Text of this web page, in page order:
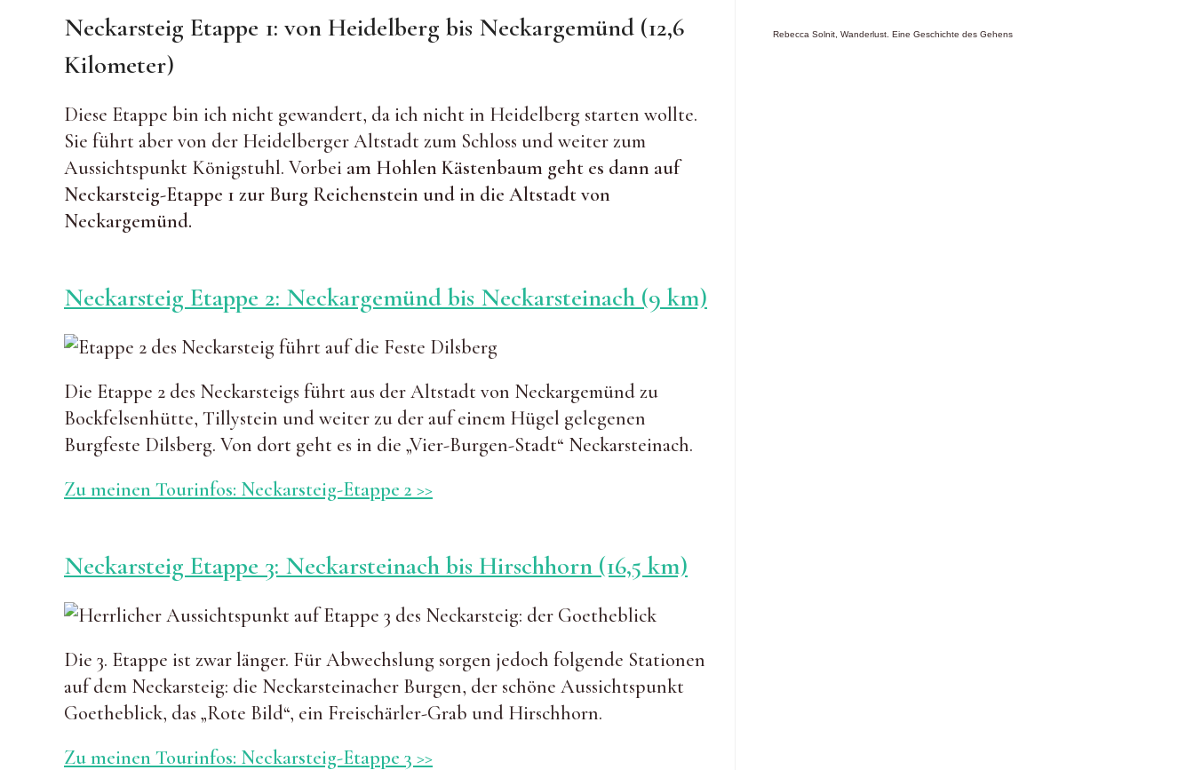
Neckarsteig Etappe 1: von Heidelberg bis Neckargemünd (12,6
Kilometer)
Diese Etappe bin ich nicht gewandert, da ich nicht in Heidelberg starten wollte.
Sie führt aber von der Heidelberger Altstadt zum Schloss und weiter zum
Aussichtspunkt Königstuhl. Vorbei am Hohlen Kästenbaum geht es dann auf
Neckarsteig-Etappe 1 zur Burg Reichenstein und in die Altstadt von
Neckargemünd.
Neckarsteig Etappe 2: Neckargemünd bis Neckarsteinach (9 km)
Die Etappe 2 des Neckarsteigs führt aus der Altstadt von Neckargemünd zu
Bockfelsenhütte, Tillystein und weiter zu der auf einem Hügel gelegenen
Burgfeste Dilsberg. Von dort geht es in die „Vier-Burgen-Stadt“ Neckarsteinach.
Zu meinen Tourinfos: Neckarsteig-Etappe 2 >>
Neckarsteig Etappe 3: Neckarsteinach bis Hirschhorn (16,5 km)
Die 3. Etappe ist zwar länger. Für Abwechslung sorgen jedoch folgende Stationen
auf dem Neckarsteig: die Neckarsteinacher Burgen, der schöne Aussichtspunkt
Goetheblick, das „Rote Bild“, ein Freischärler-Grab und Hirschhorn.
Zu meinen Tourinfos: Neckarsteig-Etappe 3 >>
Rebecca Solnit, Wanderlust. Eine Geschichte des Gehens